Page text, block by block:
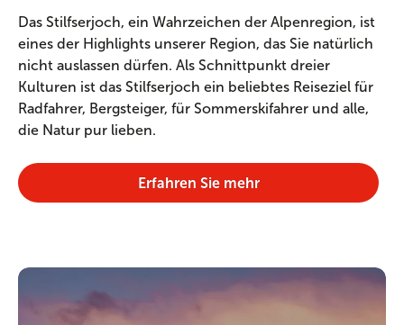
Das Stilfserjoch, ein Wahrzeichen der Alpenregion, ist
eines der Highlights unserer Region, das Sie natürlich
nicht auslassen dürfen. Als Schnittpunkt dreier
Kulturen ist das Stilfserjoch ein beliebtes Reiseziel für
Radfahrer, Bergsteiger, für Sommerskifahrer und alle,
die Natur pur lieben.
Erfahren Sie mehr